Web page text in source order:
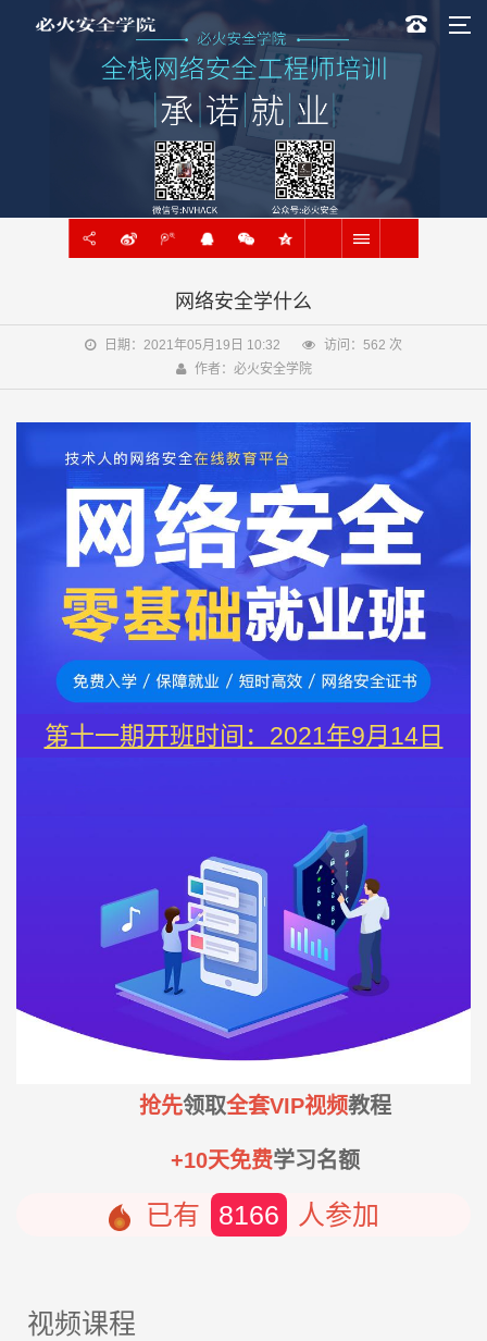
网络安全学什么
日期：2021年05月19日 10:32 访问： 562 次
作者：必火安全学院
第十一期开班时间：2021年9月14日
抢先领取全套VIP视频教程
+10天免费学习名额
已有 8166 人参加
视频课程